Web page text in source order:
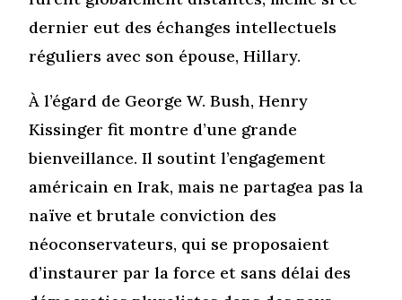
dernier eut des échanges intellectuels
réguliers avec son épouse, Hillary.
À l’égard de George W. Bush, Henry
Kissinger fit montre d’une grande
bienveillance. Il soutint l’engagement
américain en Irak, mais ne partagea pas la
naïve et brutale conviction des
néoconservateurs, qui se proposaient
d’instaurer par la force et sans délai des